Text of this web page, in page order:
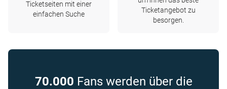
Ticketseiten mit einer
einfachen Suche
Ticketangebot zu
besorgen.
70.000 Fans werden über die